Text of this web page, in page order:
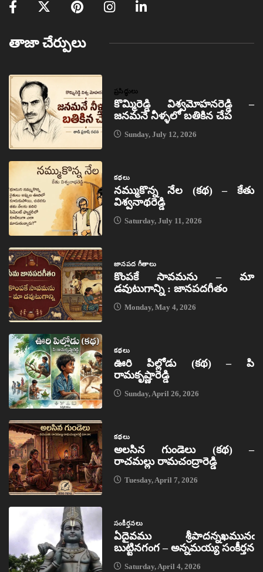
తాజా చేర్పులు
ప్రసిద్ధులు
కొమ్మిరెడ్డి విశ్వమోహనరెడ్డి –
జనమనే నీళ్ళలో బతికిన చేప
Sunday, July 12, 2026
కథలు
నమ్ముకొన్న నేల (కథ) – కేతు
విశ్వనాథరెడ్డి
Saturday, July 11, 2026
జానపద గీతాలు
కొంపకే సావమను – మా
డవుటుగాన్ని : జానపదగీతం
Monday, May 4, 2026
కథలు
ఊరి పిల్లోడు (కథ) – పి
రామకృష్ణారెడ్డి
Sunday, April 26, 2026
కథలు
అలసిన గుండెలు (కథ) –
రాచమల్లు రామచంద్రారెడ్డి
Tuesday, April 7, 2026
సంకీర్తనలు
ఏదైవము శ్రీపాదన్నఖమునఁ
బుట్టినగంగ – అన్నమయ్య సంకీర్తన
Saturday, April 4, 2026